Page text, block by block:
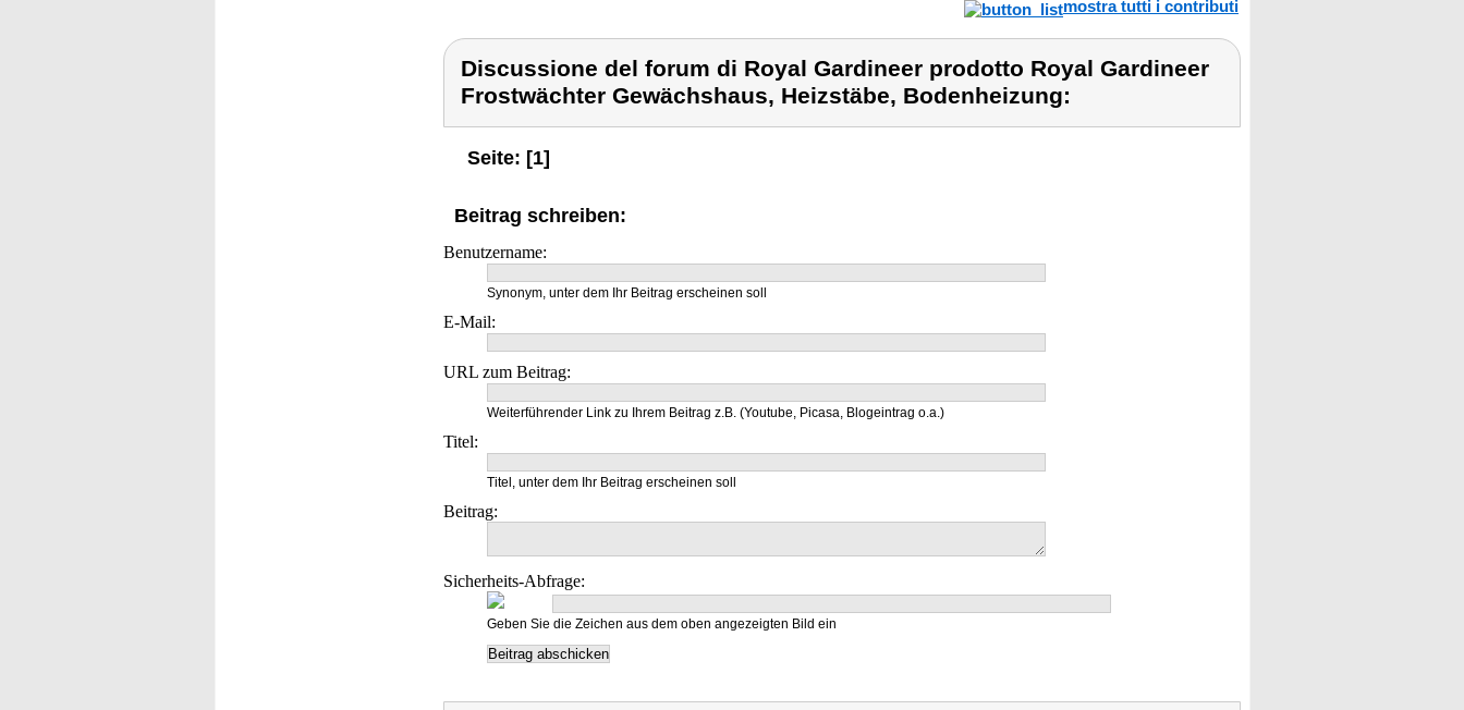
mostra tutti i contributi
Discussione del forum di Royal Gardineer prodotto Royal Gardineer
Frostwächter Gewächshaus, Heizstäbe, Bodenheizung:
Seite: [1]
Beitrag schreiben:
Benutzername:
Synonym, unter dem Ihr Beitrag erscheinen soll
E-Mail:
URL zum Beitrag:
Weiterführender Link zu Ihrem Beitrag z.B. (Youtube, Picasa, Blogeintrag o.a.)
Titel:
Titel, unter dem Ihr Beitrag erscheinen soll
Beitrag:
Sicherheits-Abfrage:
Geben Sie die Zeichen aus dem oben angezeigten Bild ein